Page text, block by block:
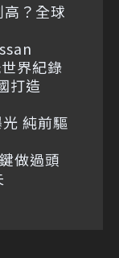
？全球
界紀錄
打造
純前驅
做過頭